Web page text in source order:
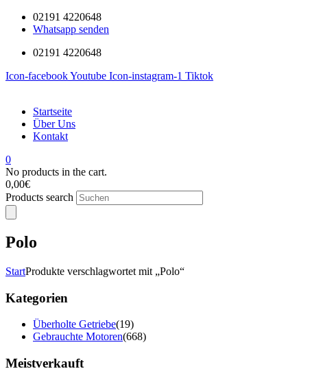
02191 4220648
Whatsapp senden
02191 4220648
Icon-facebookYoutube Icon-instagram-1 Tiktok
Startseite
Über Uns
Kontakt
0
No products in the cart.
0,00€
Products search
Polo
StartProdukte verschlagwortet mit „Polo“
Kategorien
Überholte Getriebe(19)
Gebrauchte Motoren(668)
Meistverkauft